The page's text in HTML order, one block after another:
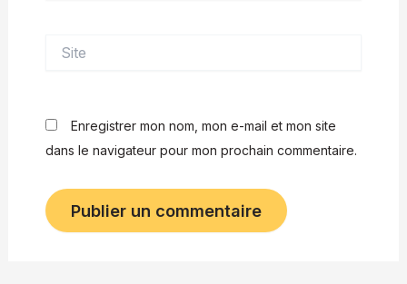
Enregistrer mon nom, mon e-mail et mon site
dans le navigateur pour mon prochain commentaire.